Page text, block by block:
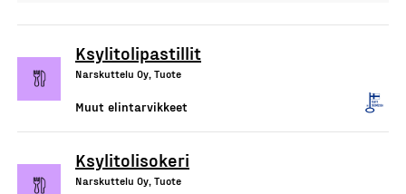
Ksylitolipastillit
Narskuttelu Oy, Tuote
Muut elintarvikkeet
Ksylitolisokeri
Narskuttelu Oy, Tuote